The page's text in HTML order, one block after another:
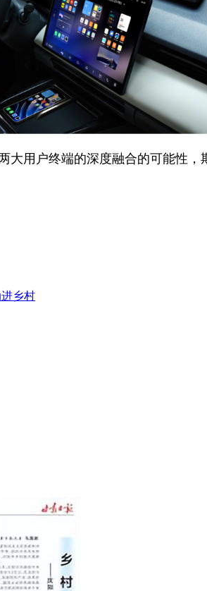
用户终端的深度融合的可能性，
乡村